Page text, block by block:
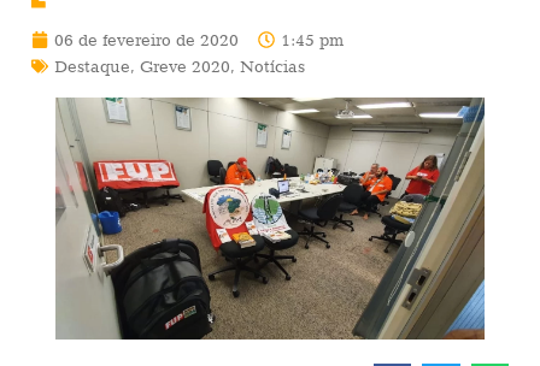
06 de fevereiro de 2020
1:45 pm
Destaque, Greve 2020, Notícias